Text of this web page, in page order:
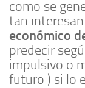
como se
tan
económico
predecir
impulsivo o
futuro ) si lo